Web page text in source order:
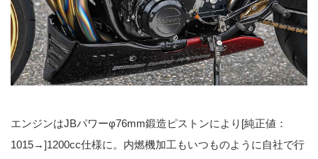
エンジンはJBパワーφ76mm鍛造ピストンにより[純正値：
1015→]1200cc仕様に。内燃機加工もいつものように自社で行